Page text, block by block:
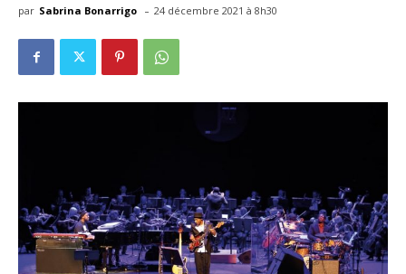
par Sabrina Bonarrigo - 24 décembre 2021 à 8h30